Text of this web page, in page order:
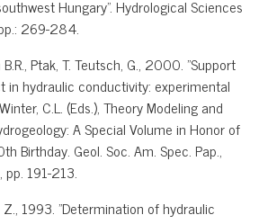
Hungary". Hydrological Sciences
269-284.
Ptak, T. Teutsch, G., 2000. "Support
in hydraulic conductivity: experimental
C.L. (Eds.), Theory Modeling and
A Special Volume in Honor of
Birthday. Geol. Soc. Am. Spec. Pap.,
191-213.
Z., 1993. "Determination of hydraulic